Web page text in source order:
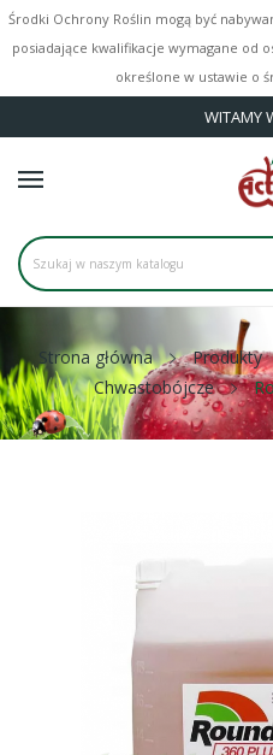
Środki Ochrony Roślin mogą być
posiadające kwalifikacje wymagane od
określone w ustawie o
WITAMY
Strona główna Produkty
Chwastobójcze